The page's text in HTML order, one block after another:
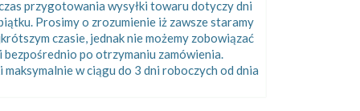
przygotowania wysyłki towaru dotyczy dni
Prosimy o zrozumienie iż zawsze staramy
czasie, jednak nie możemy zobowiązać
po otrzymaniu zamówienia.
maksymalnie w ciągu do 3 dni roboczych od dnia